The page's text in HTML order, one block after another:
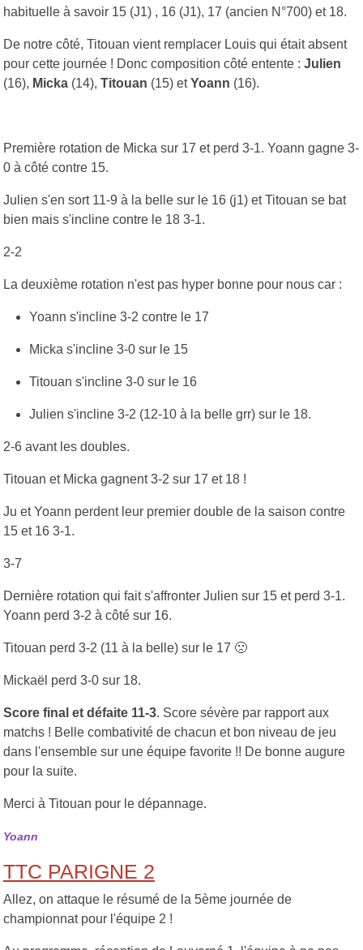
habituelle à savoir 15 (J1) , 16 (J1), 17 (ancien N°700) et 18.
De notre côté, Titouan vient remplacer Louis qui était absent
pour cette journée ! Donc composition côté entente : Julien
(16), Micka (14), Titouan (15) etYoann (16).
Première rotation de Micka sur 17 et perd 3-1. Yoann gagne 3-
0 à côté contre 15.
Julien s'en sort 11-9 à la belle sur le 16 (j1) et Titouan se bat
bien mais s'incline contre le 18 3-1.
2-2
La deuxième rotation n'est pas hyper bonne pour nous car :
Yoann s'incline 3-2 contre le 17
Micka s'incline 3-0 sur le 15
Titouan s'incline 3-0 sur le 16
Julien s'incline 3-2 (12-10 à la belle grr) sur le 18.
2-6 avant les doubles.
Titouan et Micka gagnent 3-2 sur 17 et 18 !
Ju et Yoann perdent leur premier double de la saison contre
15 et 16 3-1.
3-7
Dernière rotation qui fait s'affronter Julien sur 15 et perd 3-1.
Yoann perd 3-2 à côté sur 16.
Titouan perd 3-2 (11 à la belle) sur le 17 🙁
Mickaël perd 3-0 sur 18.
Score final et défaite 11-3. Score sévère par rapport aux
matchs ! Belle combativité de chacun et bon niveau de jeu
dans l'ensemble sur une équipe favorite !! De bonne augure
pour la suite.
Merci à Titouan pour le dépannage.
Yoann
TTC PARIGNE 2
Allez, on attaque le résumé de la 5ème journée de
championnat pour l'équipe 2 !